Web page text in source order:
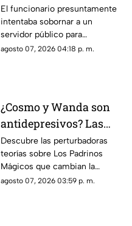
de pesos y un arma de
fuego
El funcionario presuntamente
intentaba sobornar a un
servidor público para
reclasificar diversas causas
agosto 07, 2026 04:18 p. m.
¿Cosmo y Wanda son
antidepresivos? Las
perturbadoras teorías y
las hipótesis más
oscuras sobre Los
Padrinos Mágicos
Descubre las perturbadoras
teorías sobre Los Padrinos
Mágicos que cambian la
historia de Timmy Turner y el
agosto 07, 2026 03:59 p. m.